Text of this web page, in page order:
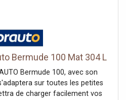
Bermude 100 Mat 304 L
Bermude 100, avec son
sur toutes les petites
de charger facilement vos